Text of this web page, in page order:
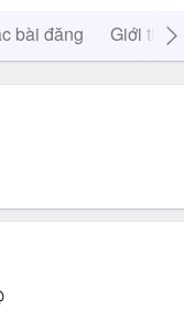
bài đăng Giới thiệu